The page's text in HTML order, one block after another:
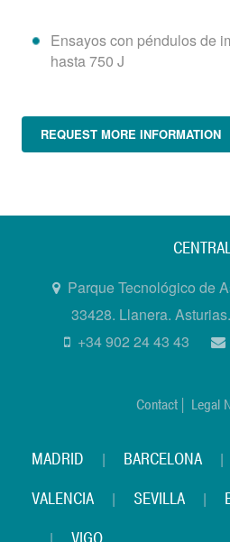
Ensayos con péndulos de
hasta 750 J
REQUEST MORE INFORMATION
Parque Tecnológico de
33428. Llanera.
+34 902 24 43 43
Contact | Legal
MADRID | BARCELONA
VALENCIA | SEVILLA |